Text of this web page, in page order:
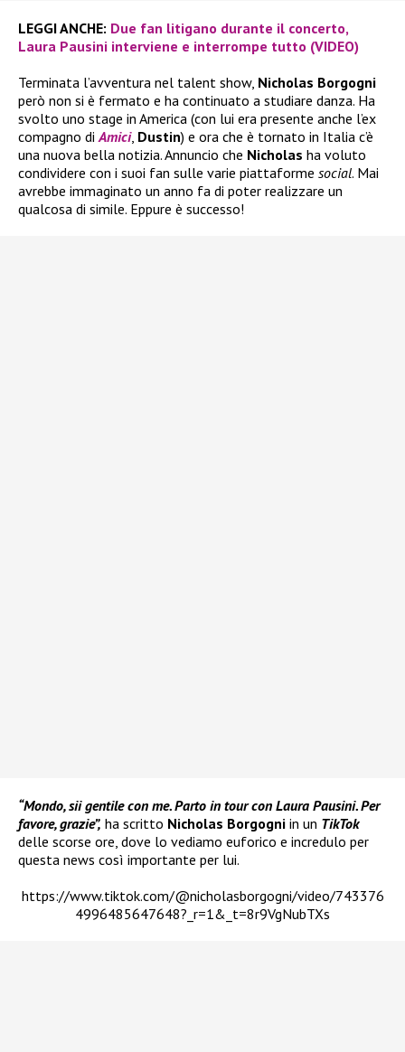
LEGGI ANCHE: Due fan litigano durante il concerto,
Laura Pausini interviene e interrompe tutto (VIDEO)
Terminata l’avventura nel talent show, Nicholas Borgogni
però non si è fermato e ha continuato a studiare danza. Ha
svolto uno stage in America (con lui era presente anche l’ex
compagno diAmici, Dustin) e ora che è tornato in Italia c’è
una nuova bella notizia. Annuncio che Nicholas ha voluto
condividere con i suoi fan sulle varie piattaforme social. Mai
avrebbe immaginato un anno fa di poter realizzare un
qualcosa di simile. Eppure è successo!
“Mondo, sii gentile con me. Parto in tour con Laura Pausini. Per
favore, grazie”, ha scritto Nicholas Borgogni in un TikTok
delle scorse ore, dove lo vediamo euforico e incredulo per
questa news così importante per lui.
https://www.tiktok.com/@nicholasborgogni/video/743376
4996485647648?_r=1&_t=8r9VgNubTXs